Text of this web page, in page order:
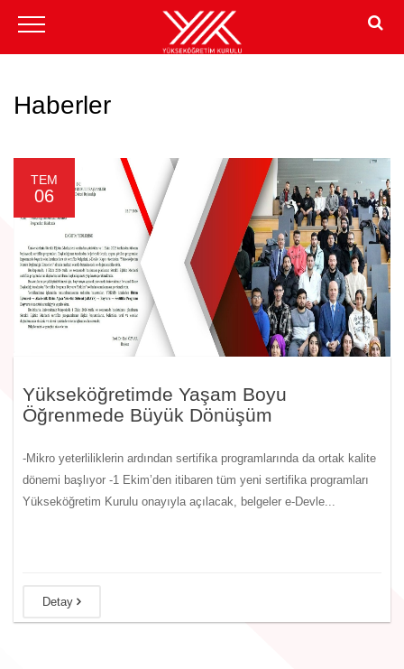
Haberler
TEM
06
Yükseköğretimde Yaşam Boyu
Öğrenmede Büyük Dönüşüm
-Mikro yeterliliklerin ardından sertifika programlarında da ortak kalite
dönemi başlıyor -1 Ekim’den itibaren tüm yeni sertifika programları
Yükseköğretim Kurulu onayıyla açılacak, belgeler e-Devle...
Detay